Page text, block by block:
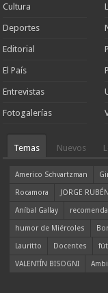
Cultura
Deportes
Editorial
El País
Entrevistas
Fotogalerías
Temas Nuevos
Americo Schvartzman
Rocamora
JORGE
Aníbal Gallay
humor de Miércoles
Lauritto
Docentes
VALENTÍN BISOGNI